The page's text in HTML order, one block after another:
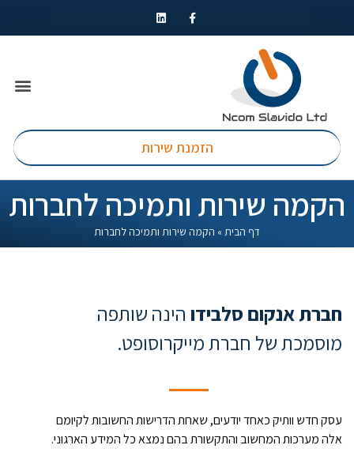
הזמנת שירות
הקמה שירות ותמיכה לחברות
דף הבית» הקמה שירות ותמיכה לחברות
חברת אנקום סלבידו הינה שותפה
מוסמכת של חברת מייקרוסופט.
עסק חדש וותיק כאחד יודעים, שאחת הדרישות החשובות לקיומם
אלה מערכות המחשוב והתקשורת בהם נמצא כל המידע הארגוני.